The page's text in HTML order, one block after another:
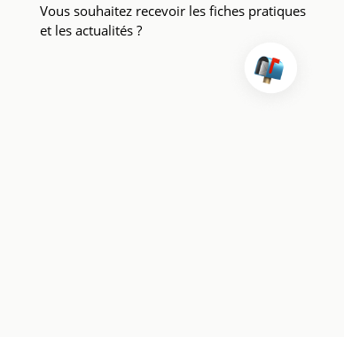
Vous souhaitez recevoir les fiches pratiques
et les actualités ?